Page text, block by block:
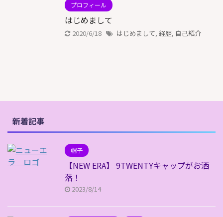
プロフィール
はじめまして
2020/6/18 はじめまして, 経歴, 自己紹介
新着記事
帽子
【NEW ERA】 9TWENTYキャップがお洒
落！
2023/8/14